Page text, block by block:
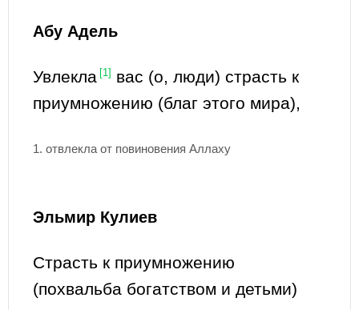
Абу Адель
Увлекла [1]
вас (о, люди) страсть к
приумножению (благ этого мира),
1. отвлекла от повиновения Аллаху
Эльмир Кулиев
Страсть к приумножению
(похвальба богатством и детьми)